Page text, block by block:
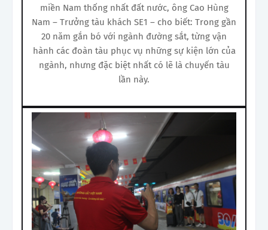
miền Nam thống nhất đất nước, ông Cao Hùng
Nam – Trưởng tàu khách SE1 – cho biết: Trong gần
20 năm gắn bó với ngành đường sắt, từng vận
hành các đoàn tàu phục vụ những sự kiện lớn của
ngành, nhưng đặc biệt nhất có lẽ là chuyến tàu
lần này.